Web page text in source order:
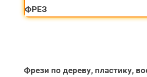
ФРЕЗ
Фрези по дереву, пластику,